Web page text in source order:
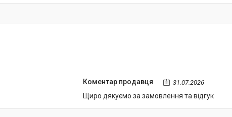
Коментар продавця 31.07.2026
Щиро дякуємо за замовлення та відгук